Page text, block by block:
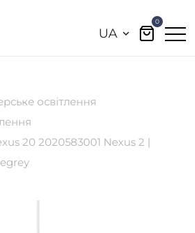
UA
0
освітлення
20 2020583001 Nexus 2 |